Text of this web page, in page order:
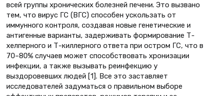
всей группы хронических болезней печени. Это вызвано
тем, что вирус ГС (ВГС) способен ускользать от
иммунного контроля, создавая новые генетические и
антигенные варианты, задерживать формирование Т-
хелперного и Т-киллерного ответа при остром ГС, что в
70–80% случаев может способствовать хронизации
инфекции, а также вызывать реинфекцию у
выздоровевших людей [1]. Все это заставляет
исследователей задуматься о правильном выборе